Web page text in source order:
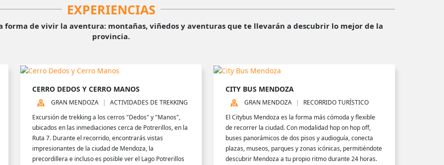
EXPERIENCIAS
forma de vivir la aventura: montañas, viñedos y aventuras que te llevarán a descubrir lo mejor de la
provincia.
CERRO DEDOS Y CERRO MANOS
GRAN MENDOZA
ACTIVIDADES DE TREKKING
Excursión de trekking a los cerros "Dedos" y "Manos",
ubicados en las inmediaciones cerca de Potrerillos, en la
Ruta 7. Durante el recorrido, encontrarás vistas
impresionantes de la ciudad de Mendoza, la
precordillera e incluso es posible ver el Lago Potrerillos
CITY BUS MENDOZA
GRAN MENDOZA
RECORRIDO TURÍSTICO
El Citybus Mendoza es la forma más cómoda y flexible
de recorrer la ciudad. Con modalidad hop on hop off,
buses panorámicos de dos pisos y audioguía, conecta
plazas, museos, parques y zonas icónicas, permitiéndote
descubrir Mendoza a tu propio ritmo durante 24 horas.